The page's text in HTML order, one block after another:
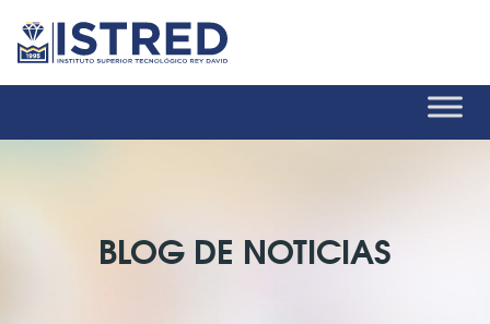
BLOG DE NOTICIAS